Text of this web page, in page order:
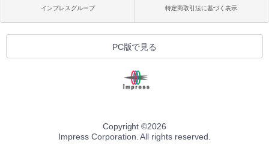
インプレスグループ 特定商取引法に基づく表示
PC版で見る
Copyright ©2026
Impress Corporation. All rights reserved.